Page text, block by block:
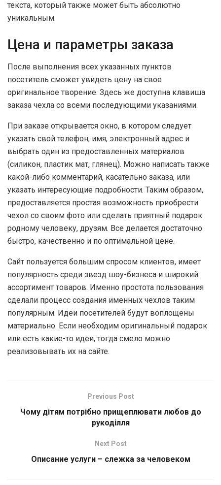
текста, который также может быть абсолютно
уникальным.
Цена и параметры заказа
После выполнения всех указанных пунктов
посетитель сможет увидеть цену на свое
оригинальное творение. Здесь же доступна клавиша
заказа чехла со всеми последующими указаниями.
При заказе открывается окно, в котором следует
указать свой телефон, имя, электронный адрес и
выбрать один из предоставленных материалов
(силикон, пластик мат, глянец). Можно написать также
какой-либо комментарий, касательно заказа, или
указать интересующие подробности. Таким образом,
предоставляется простая возможность приобрести
чехол со своим фото или сделать приятный подарок
родному человеку, друзям. Все делается достаточно
быстро, качественно и по оптимальной цене.
Сайт пользуется большим спросом клиентов, имеет
популярность среди звезд шоу-бизнеса и широкий
ассортимент товаров. Именно простота пользования
сделали процесс создания именных чехлов таким
популярным. Идеи посетителей будут воплощены
материально. Если необходим оригинальный подарок
или есть какие-то идеи, тогда смело можно
реализовывать их на сайте.
Previous Post
Чому дітям потрібно прищеплювати любов до
рукоділля
Next Post
Описание услуги – слежка за человеком